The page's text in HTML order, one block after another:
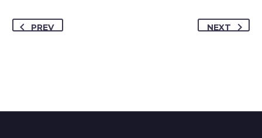
PREV NEXT